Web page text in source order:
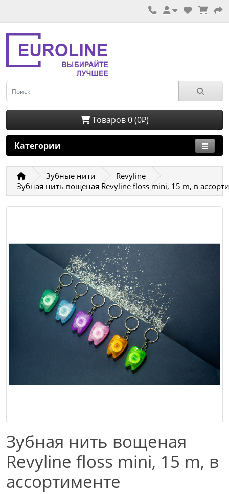
Товаров 0 (0₽)
Категории
Зубные нити
Revyline
Зубная нить вощеная Revyline floss mini, 15 m, в
Зубная нить вощеная
Revyline floss mini, 15 m, в
ассортименте